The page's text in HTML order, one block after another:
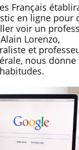
Français
en ligne pour
voir un
Lorenzo,
et
nous